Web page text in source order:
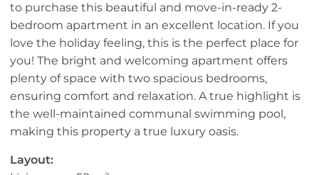
to purchase this beautiful and move-in-ready 2-
bedroom apartment in an excellent location. If you
love the holiday feeling, this is the perfect place for
you! The bright and welcoming apartment offers
plenty of space with two spacious bedrooms,
ensuring comfort and relaxation. A true highlight is
the well-maintained communal swimming pool,
making this property a true luxury oasis.
Layout: